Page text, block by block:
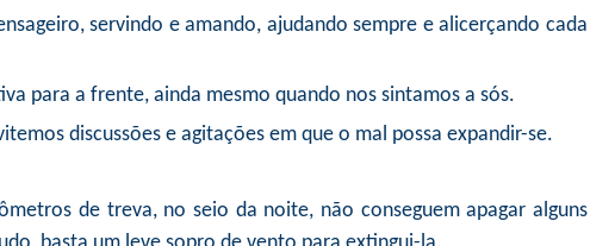
servindo e amando, ajudando sempre e alicerçando cada
para a frente, ainda mesmo quando nos sintamos a sós.
discussões e agitações em que o mal possa expandir-se.
de treva, no seio da noite, não conseguem apagar alguns